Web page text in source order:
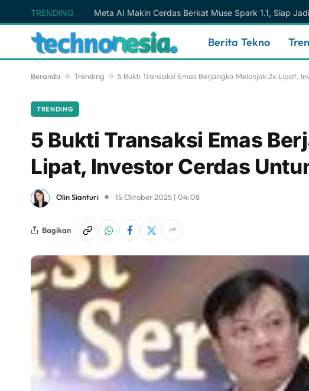
TRENDING
Berita Tekno
Beranda » Trending » 5 Bukti Transaksi Emas Berjangka Melonjak 2x Lipat,
TRENDING
5 Bukti Transaksi Emas
Lipat, Investor Cerdas
Olin Sianturi 15 Oktober 2025 | 04:08
Bagikan